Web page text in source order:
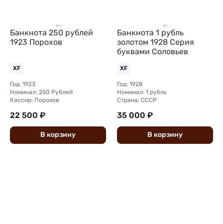
Банкнота 250 рублей
1923 Порохов
XF
Год: 1923
Номинал: 250 Рублей
Кассир: Порохов
22 500 ₽
В корзину
Банкнота 1 рубль
золотом 1928 Серия
буквами Соловьев
XF
Год: 1928
Номинал: 1 рубль
Страна: СССР
35 000 ₽
В корзину